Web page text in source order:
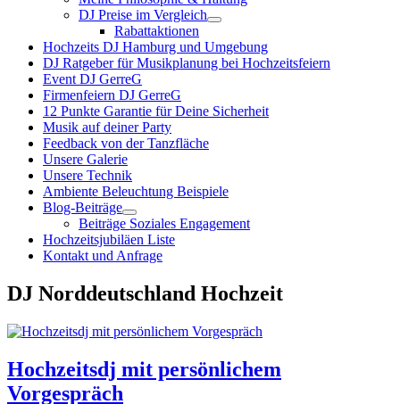
DJ Preise im Vergleich
Rabattaktionen
Hochzeits DJ Hamburg und Umgebung
DJ Ratgeber für Musikplanung bei Hochzeitsfeiern
Event DJ GerreG
Firmenfeiern DJ GerreG
12 Punkte Garantie für Deine Sicherheit
Musik auf deiner Party
Feedback von der Tanzfläche
Unsere Galerie
Unsere Technik
Ambiente Beleuchtung Beispiele
Blog-Beiträge
Beiträge Soziales Engagement
Hochzeitsjubiläen Liste
Kontakt und Anfrage
DJ Norddeutschland Hochzeit
Hochzeitsdj mit persönlichem
Vorgespräch